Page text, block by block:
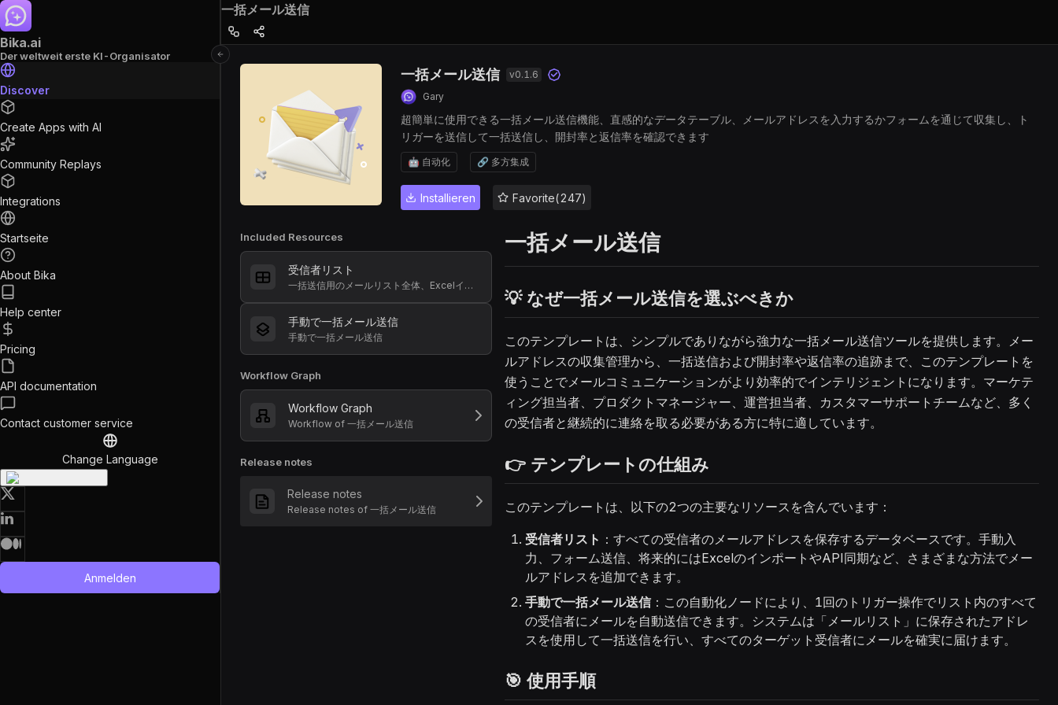
Bika.ai
Der weltweit erste KI-Organisator
Discover
Create Apps with AI
Community Replays
Integrations
Startseite
About Bika
Help center
Pricing
API documentation
Contact customer service
Change Language
Anmelden
一括メール送信
一括メール送信 v0.1.6
Gary
超簡単に使用できる一括メール送信機能、直感的なデータテーブル、メールアドレスを入力するかフォームを通じて収集し、ト
リガーを送信して一括送信し、開封率と返信率を確認できます
🤖 自动化 🔗 多方集成
Installieren Favorite(247)
Included Resources
受信者リスト
一括送信用のメールリスト全体、Excelインポート、手動入力、フォーム、APIインターフェース、データ同期などを介して追加できます
手動で一括メール送信
手動で一括メール送信
Workflow Graph
Workflow Graph
Workflow of 一括メール送信
Release notes
Release notes
Release notes of 一括メール送信
一括メール送信
💡 なぜ一括メール送信を選ぶべきか
このテンプレートは、シンプルでありながら強力な一括メール送信ツールを提供します。メー
ルアドレスの収集管理から、一括送信および開封率や返信率の追跡まで、このテンプレートを
使うことでメールコミュニケーションがより効率的でインテリジェントになります。マーケテ
ィング担当者、プロダクトマネージャー、運営担当者、カスタマーサポートチームなど、多く
の受信者と継続的に連絡を取る必要がある方に特に適しています。
👉 テンプレートの仕組み
このテンプレートは、以下の2つの主要なリソースを含んでいます：
受信者リスト ：すべての受信者のメールアドレスを保存するデータベースです。手動入
力、フォーム送信、将来的にはExcelのインポートやAPI同期など、さまざまな方法でメー
ルアドレスを追加できます。
手動で一括メール送信：この自動化ノードにより、1回のトリガー操作でリスト内のすべて
の受信者にメールを自動送信できます。システムは「メールリスト」に保存されたアドレ
スを使用して一括送信を行い、すべてのターゲット受信者にメールを確実に届けます。
🎯 使用手順